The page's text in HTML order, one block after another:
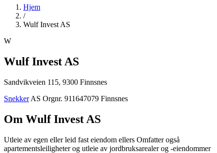
Hjem
/
Wulf Invest AS
W
Wulf Invest AS
Sandvikveien 115, 9300 Finnsnes
Snekker AS Orgnr. 911647079 Finnsnes
Om Wulf Invest AS
Utleie av egen eller leid fast eiendom ellers Omfatter også
apartementsleiligheter og utleie av jordbruksarealer og -eiendommer